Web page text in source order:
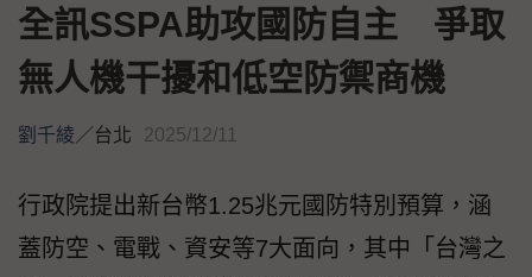
全訊SSPA助攻國防自主 爭取
無人機干擾和低空防禦商機
劉千綾／台北 2025/12/11
行政院提出新台幣1.25兆元國防特別預算，涵
蓋防空、電戰、資安等7大面向，其中「台灣之